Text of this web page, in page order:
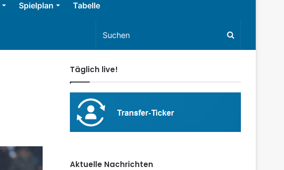
Spielplan Tabelle
Täglich live!
Aktuelle Nachrichten